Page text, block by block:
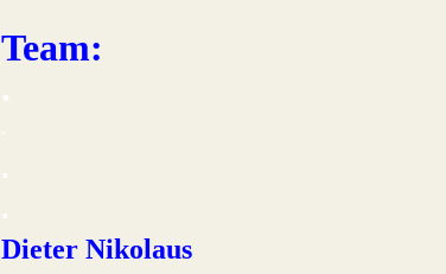
Team:
.
.
.
.
Dieter Nikolaus